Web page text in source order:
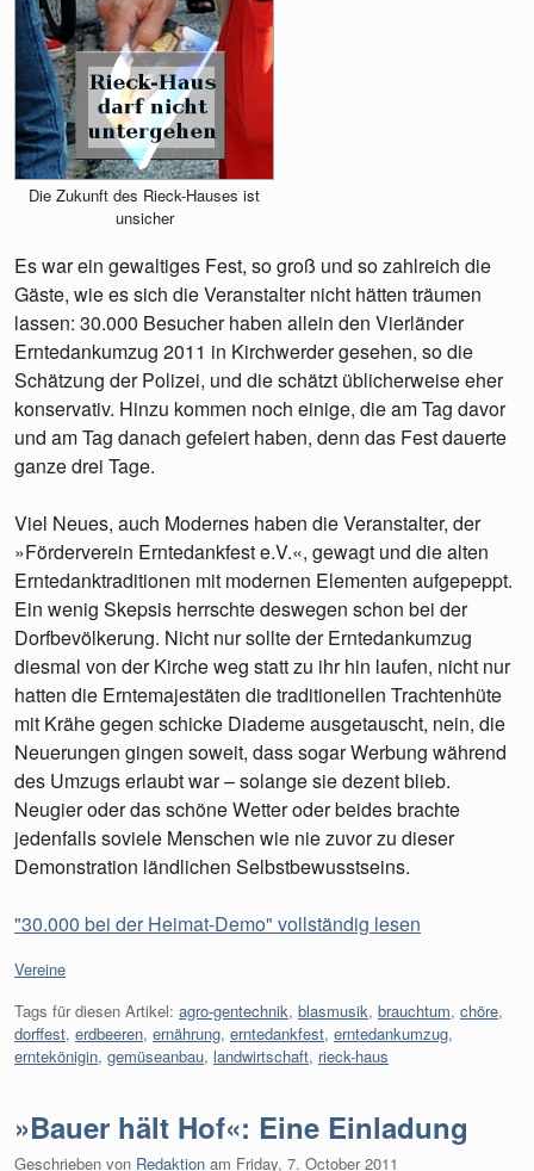
Die Zukunft des Rieck-Hauses ist
unsicher
Es war ein gewaltiges Fest, so groß und so zahlreich die
Gäste, wie es sich die Veranstalter nicht hätten träumen
lassen: 30.000 Besucher haben allein den Vierländer
Erntedankumzug 2011 in Kirchwerder gesehen, so die
Schätzung der Polizei, und die schätzt üblicherweise eher
konservativ. Hinzu kommen noch einige, die am Tag davor
und am Tag danach gefeiert haben, denn das Fest dauerte
ganze drei Tage.
Viel Neues, auch Modernes haben die Veranstalter, der
»Förderverein Erntedankfest e.V.«, gewagt und die alten
Erntedanktraditionen mit modernen Elementen aufgepeppt.
Ein wenig Skepsis herrschte deswegen schon bei der
Dorfbevölkerung. Nicht nur sollte der Erntedankumzug
diesmal von der Kirche weg statt zu ihr hin laufen, nicht nur
hatten die Erntemajestäten die traditionellen Trachtenhüte
mit Krähe gegen schicke Diademe ausgetauscht, nein, die
Neuerungen gingen soweit, dass sogar Werbung während
des Umzugs erlaubt war – solange sie dezent blieb.
Neugier oder das schöne Wetter oder beides brachte
jedenfalls soviele Menschen wie nie zuvor zu dieser
Demonstration ländlichen Selbstbewusstseins.
"30.000 bei der Heimat-Demo" vollständig lesen
Kategorien:
Vereine
Tags für diesen Artikel: agro-gentechnik, blasmusik, brauchtum, chöre,
dorffest, erdbeeren, ernährung, erntedankfest, erntedankumzug,
erntekönigin, gemüseanbau, landwirtschaft, rieck-haus
»Bauer hält Hof«: Eine Einladung
Geschrieben von Redaktion am Friday, 7. October 2011